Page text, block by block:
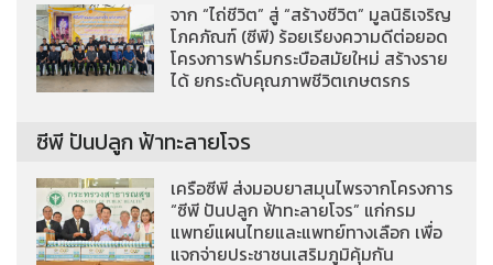
จาก “ไถ่ชีวิต” สู่ “สร้างชีวิต” มูลนิธิเจริญ
โภคภัณฑ์ (ซีพี) ร้อยเรียงความดีต่อยอด
โครงการฟาร์มกระบือสมัยใหม่ สร้างราย
ได้ ยกระดับคุณภาพชีวิตเกษตรกร
ซีพี ปันปลูก ฟ้าทะลายโจร
เครือซีพี ส่งมอบยาสมุนไพรจากโครงการ
“ซีพี ปันปลูก ฟ้าทะลายโจร” แก่กรม
แพทย์แผนไทยและแพทย์ทางเลือก เพื่อ
แจกจ่ายประชาชนเสริมภูมิคุ้มกัน